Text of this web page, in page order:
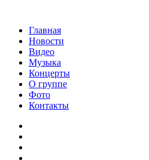
Главная
Новости
Видео
Музыка
Концерты
О группе
Фото
Контакты